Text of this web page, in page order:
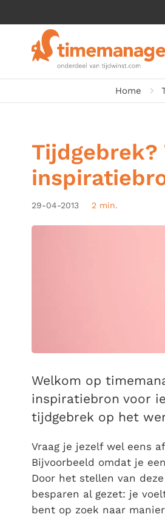
Home
29-04-2013 2 min.
Welkom op
inspiratiebron voor
tijdgebrek op het
Vraag je jezelf wel eens
Bijvoorbeeld omdat je
Door het stellen van
besparen al gezet: je
bent op zoek naar